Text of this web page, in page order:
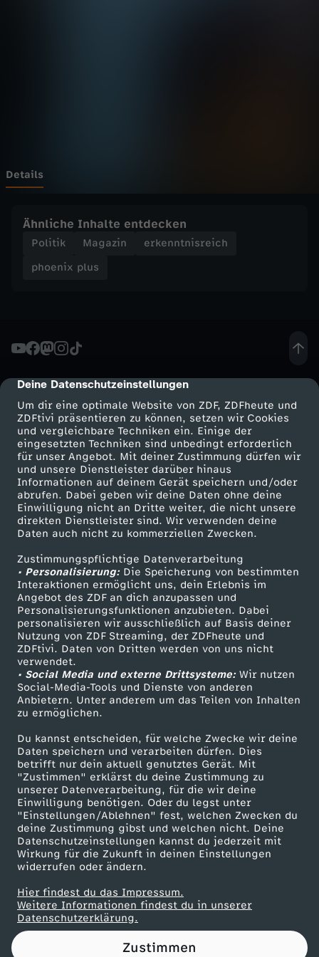
cmp-dialog-description
Deine Datenschutzeinstellungen
Um dir eine optimale Website von ZDF, ZDFheute und
ZDFtivi präsentieren zu können, setzen wir Cookies
und vergleichbare Techniken ein. Einige der
eingesetzten Techniken sind unbedingt erforderlich
für unser Angebot. Mit deiner Zustimmung dürfen wir
und unsere Dienstleister darüber hinaus
Informationen auf deinem Gerät speichern und/oder
abrufen. Dabei geben wir deine Daten ohne deine
Einwilligung nicht an Dritte weiter, die nicht unsere
direkten Dienstleister sind. Wir verwenden deine
Daten auch nicht zu kommerziellen Zwecken.
Zustimmungspflichtige Datenverarbeitung
• Personalisierung:Die Speicherung von bestimmten
Interaktionen ermöglicht uns, dein Erlebnis im
Angebot des ZDF an dich anzupassen und
Personalisierungsfunktionen anzubieten. Dabei
personalisieren wir ausschließlich auf Basis deiner
Nutzung von ZDF Streaming, der ZDFheute und
ZDFtivi. Daten von Dritten werden von uns nicht
verwendet.
• Social Media und externe Drittsysteme:Wir nutzen
Social-Media-Tools und Dienste von anderen
Anbietern. Unter anderem um das Teilen von Inhalten
zu ermöglichen.
Du kannst entscheiden, für welche Zwecke wir deine
Daten speichern und verarbeiten dürfen. Dies
betrifft nur dein aktuell genutztes Gerät. Mit
"Zustimmen" erklärst du deine Zustimmung zu
unserer Datenverarbeitung, für die wir deine
Einwilligung benötigen. Oder du legst unter
"Einstellungen/Ablehnen" fest, welchen Zwecken du
deine Zustimmung gibst und welchen nicht. Deine
Datenschutzeinstellungen kannst du jederzeit mit
Wirkung für die Zukunft in deinen Einstellungen
widerrufen oder ändern.
Hier findest du das Impressum.
Weitere Informationen findest du in unserer
Datenschutzerklärung.
Zustimmen
E
l
i
m
B
u
n
d
e
s
t
a
g
-
R
i
s
s
e
i
Details
Ähnliche Inhalte entdecken
Politik Magazin
erkenntnisreich
phoenix plus
Mehr ZDF
ZDF-Apps
Smart TV
ZDFtext
Livestreams
Sendungen A-Z
TV-Programm
Service
ZDFmitreden
Kontakt zum ZDF
Tickets
Zuschauerservice
Hilfe
ZDF Unternehmen
Karriere
ZDF goes Schule
Werbefernsehen
Mainzelmännchen
Partner